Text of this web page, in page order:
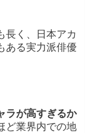
長く、日本アカ
ある実力派俳優
ラが高すぎるか
ど業界内での地